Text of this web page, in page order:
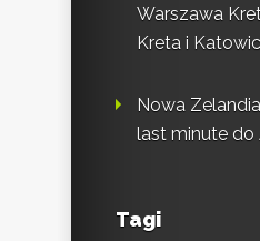
Warszawa
Kreta i
Nowa
last minute do
Tagi